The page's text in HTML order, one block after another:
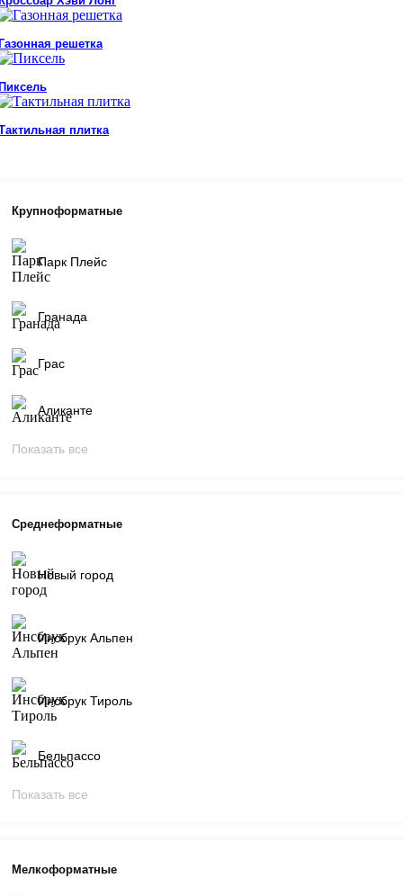
решетка
плитка
Крупноформатные
Парк Плейс
Гранада
Грас
Аликанте
Показать все
Среднеформатные
Новый город
Инсбрук Альпен
Инсбрук Тироль
Бельпассо
Показать все
Мелкоформатные